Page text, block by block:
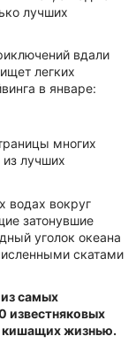
лучших
вдали
легких
в январе:
многих
лучших
водах вокруг
затонувшие
уголок океана
скатами
самых
известняковых
кишащих жизнью.